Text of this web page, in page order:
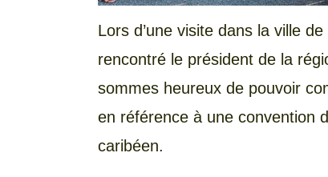
Lors d’une visite dans la ville
rencontré le président de la
sommes heureux de pouvoir
en référence à une convention
caribéen.